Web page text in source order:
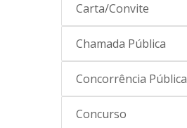
Carta/Convite
Chamada Pública
Concorrência Pública
Concurso